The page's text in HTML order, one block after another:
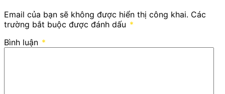
Email của bạn sẽ không được hiển thị công khai. Các
trường bắt buộc được đánh dấu *
Bình luận *